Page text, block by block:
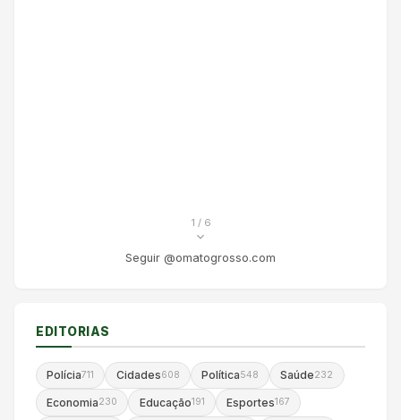
1 / 6
Seguir @omatogrosso.com
EDITORIAS
Polícia711 Cidades608 Política548 Saúde232
Economia230 Educação191 Esportes167